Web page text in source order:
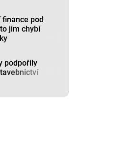
finance pod
jim chybí
podpořily